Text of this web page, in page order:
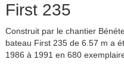
First 235
Construit par le chantier
bateau First 235 de 6.57 m a
1986 à 1991 en 680